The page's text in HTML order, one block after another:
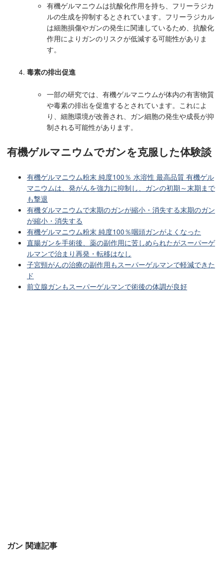
有機ゲルマニウムは抗酸化作用を持ち、フリーラジカ
ルの生成を抑制するとされています。フリーラジカル
は細胞損傷やガンの発生に関連しているため、抗酸化
作用によりガンのリスクが低減する可能性がありま
す。
毒素の排出促進
一部の研究では、有機ゲルマニウムが体内の有害物質
や毒素の排出を促進するとされています。これによ
り、細胞環境が改善され、ガン細胞の発生や成長が抑
制される可能性があります。
有機ゲルマニウムでガンを克服した体験談
有機ゲルマニウム粉末 純度100％ 水溶性 最高品質 有機ゲル
マニウムは、発がんを強力に抑制し、ガンの初期～末期まで
も撃退
有機ダルマニウムで末期のガンが縮小・消失する末期のガン
が縮小・消失する
有機ゲルマニウム粉末 純度100％咽頭ガンがよくなった
直腸ガンを手術後、薬の副作用に苦しめられたがスーパーゲ
ルマンで治まり再発・転移はなし
子宮頸がんの治療の副作用もスーパーゲルマンで軽減できた
ド
前立腺ガンもスーパーゲルマンで術後の体調が良好
ガン 関連記事